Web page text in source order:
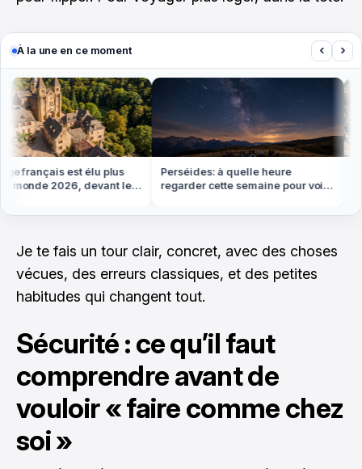
À la une en ce moment ‹ ›
français est élu plus
2026, devant les
Perséides: à quelle heure
regarder cette semaine pour voir
Je te fais un tour clair, concret, avec des choses
vécues, des erreurs classiques, et des petites
habitudes qui changent tout.
Sécurité : ce qu’il faut
comprendre avant de
vouloir « faire comme chez
soi »